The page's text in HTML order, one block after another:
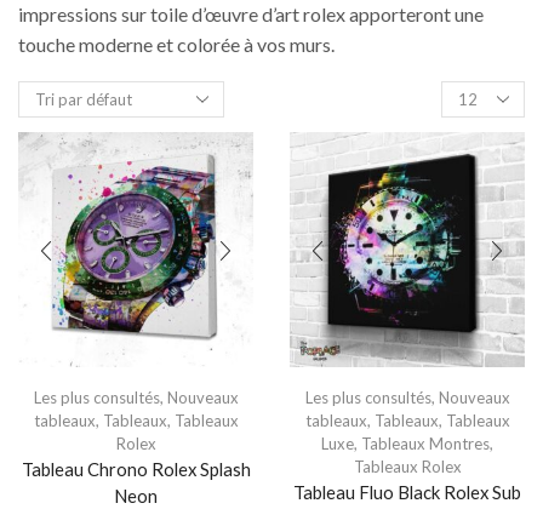
impressions sur toile d’œuvre d’art rolex apporteront une
touche moderne et colorée à vos murs.
Les plus consultés, Nouveaux
tableaux, Tableaux, Tableaux
Rolex
Tableau Chrono Rolex Splash
Neon
Les plus consultés, Nouveaux
tableaux, Tableaux, Tableaux
Luxe, Tableaux Montres,
Tableaux Rolex
Tableau Fluo Black Rolex Sub